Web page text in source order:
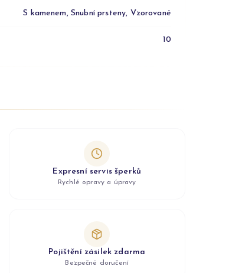
S kamenem, Snubní prsteny, Vzorované
10
Expresní servis šperků
Rychlé opravy a úpravy
Pojištění zásilek zdarma
Bezpečné doručení